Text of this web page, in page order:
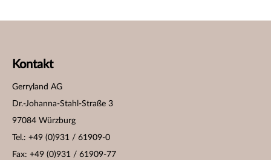
Kontakt
Gerryland AG
Dr.-Johanna-Stahl-Straße 3
97084 Würzburg
Tel.: +49 (0)931 / 61909-0
Fax: +49 (0)931 / 61909-77